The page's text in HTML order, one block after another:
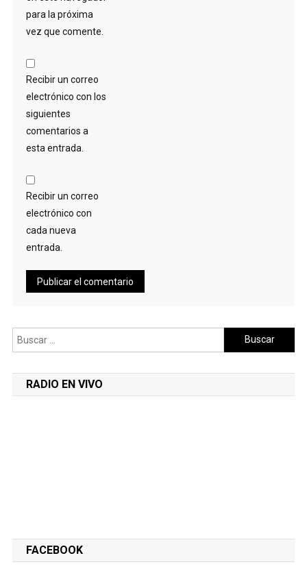
para la próxima
vez que comente.
Recibir un correo
electrónico con los
siguientes
comentarios a
esta entrada.
Recibir un correo
electrónico con
cada nueva
entrada.
Buscar:
RADIO EN VIVO
FACEBOOK